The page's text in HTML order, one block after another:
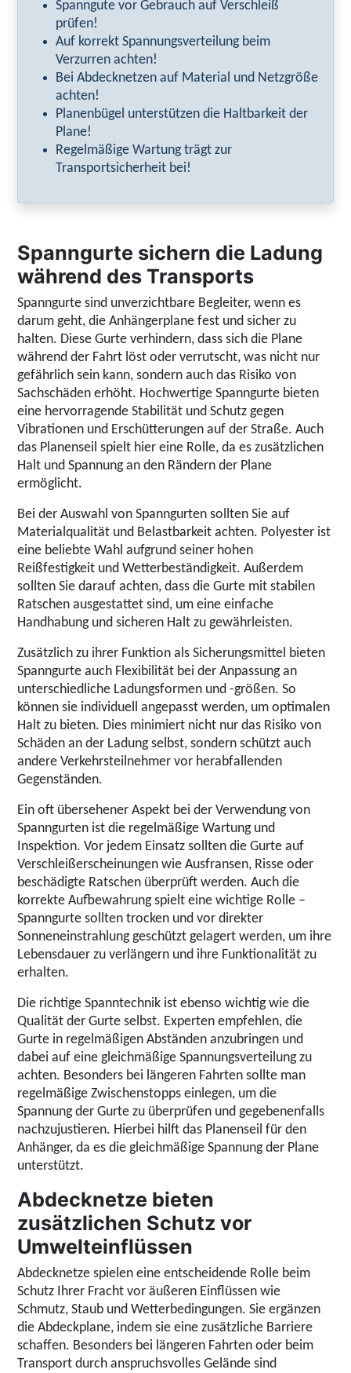
Spanngute vor Gebrauch auf Verschleiß
prüfen!
Auf korrekt Spannungsverteilung beim
Verzurren achten!
Bei Abdecknetzen auf Material und Netzgröße
achten!
Planenbügel unterstützen die Haltbarkeit der
Plane!
Regelmäßige Wartung trägt zur
Transportsicherheit bei!
Spanngurte sichern die Ladung
während des Transports
Spanngurte sind unverzichtbare Begleiter, wenn es
darum geht, die Anhängerplane fest und sicher zu
halten. Diese Gurte verhindern, dass sich die Plane
während der Fahrt löst oder verrutscht, was nicht nur
gefährlich sein kann, sondern auch das Risiko von
Sachschäden erhöht. Hochwertige Spanngurte bieten
eine hervorragende Stabilität und Schutz gegen
Vibrationen und Erschütterungen auf der Straße. Auch
das Planenseil spielt hier eine Rolle, da es zusätzlichen
Halt und Spannung an den Rändern der Plane
ermöglicht.
Bei der Auswahl von Spanngurten sollten Sie auf
Materialqualität und Belastbarkeit achten. Polyester ist
eine beliebte Wahl aufgrund seiner hohen
Reißfestigkeit und Wetterbeständigkeit. Außerdem
sollten Sie darauf achten, dass die Gurte mit stabilen
Ratschen ausgestattet sind, um eine einfache
Handhabung und sicheren Halt zu gewährleisten.
Zusätzlich zu ihrer Funktion als Sicherungsmittel bieten
Spanngurte auch Flexibilität bei der Anpassung an
unterschiedliche Ladungsformen und -größen. So
können sie individuell angepasst werden, um optimalen
Halt zu bieten. Dies minimiert nicht nur das Risiko von
Schäden an der Ladung selbst, sondern schützt auch
andere Verkehrsteilnehmer vor herabfallenden
Gegenständen.
Ein oft übersehener Aspekt bei der Verwendung von
Spanngurten ist die regelmäßige Wartung und
Inspektion. Vor jedem Einsatz sollten die Gurte auf
Verschleißerscheinungen wie Ausfransen, Risse oder
beschädigte Ratschen überprüft werden. Auch die
korrekte Aufbewahrung spielt eine wichtige Rolle –
Spanngurte sollten trocken und vor direkter
Sonneneinstrahlung geschützt gelagert werden, um ihre
Lebensdauer zu verlängern und ihre Funktionalität zu
erhalten.
Die richtige Spanntechnik ist ebenso wichtig wie die
Qualität der Gurte selbst. Experten empfehlen, die
Gurte in regelmäßigen Abständen anzubringen und
dabei auf eine gleichmäßige Spannungsverteilung zu
achten. Besonders bei längeren Fahrten sollte man
regelmäßige Zwischenstopps einlegen, um die
Spannung der Gurte zu überprüfen und gegebenenfalls
nachzujustieren. Hierbei hilft das Planenseil für den
Anhänger, da es die gleichmäßige Spannung der Plane
unterstützt.
Abdecknetze bieten
zusätzlichen Schutz vor
Umwelteinflüssen
Abdecknetze spielen eine entscheidende Rolle beim
Schutz Ihrer Fracht vor äußeren Einflüssen wie
Schmutz, Staub und Wetterbedingungen. Sie ergänzen
die Abdeckplane, indem sie eine zusätzliche Barriere
schaffen. Besonders bei längeren Fahrten oder beim
Transport durch anspruchsvolles Gelände sind